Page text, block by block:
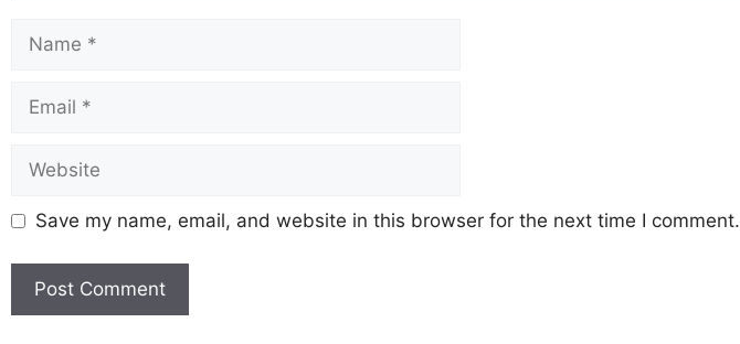
Save my name, email, and website in this browser for the next time I comment.